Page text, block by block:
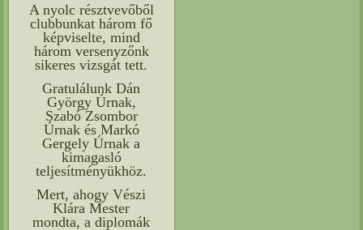
A nyolc résztvevőből
clubbunkat három fő
képviselte, mind
három versenyzőnk
sikeres vizsgát tett.
Gratulálunk Dán
György Úrnak,
Szabó Zsombor
Úrnak és Markó
Gergely Úrnak a
kimagasló
teljesítményükhöz.
Mert, ahogy Vészi
Klára Mester
mondta, a diplomák